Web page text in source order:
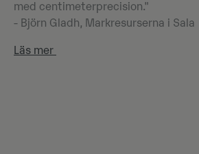
med centimeterprecision."
- Björn Gladh, Markresurserna i Sala
Läs mer